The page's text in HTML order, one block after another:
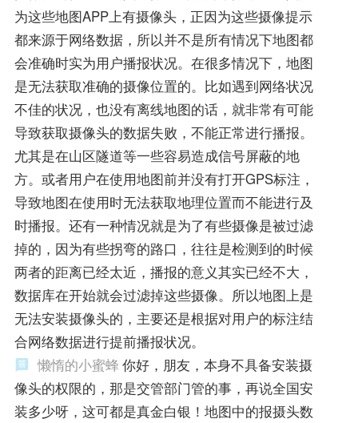
为这些地图APP上有摄像头，正因为这些摄像提示
都来源于网络数据，所以并不是所有情况下地图都
会准确时实为用户播报状况。在很多情况下，地图
是无法获取准确的摄像位置的。比如遇到网络状况
不佳的状况，也没有离线地图的话，就非常有可能
导致获取摄像头的数据失败，不能正常进行播报。
尤其是在山区隧道等一些容易造成信号屏蔽的地
方。或者用户在使用地图前并没有打开GPS标注，
导致地图在使用时无法获取地理位置而不能进行及
时播报。还有一种情况就是为了有些摄像是被过滤
掉的，因为有些拐弯的路口，往往是检测到的时候
两者的距离已经太近，播报的意义其实已经不大，
数据库在开始就会过滤掉这些摄像。所以地图上是
无法安装摄像头的，主要还是根据对用户的标注结
合网络数据进行提前播报状况。
懒惰的小蜜蜂 你好，朋友，本身不具备安装摄
像头的权限的，那是交管部门管的事，再说全国安
装多少呀，这可都是真金白银！地图中的报摄头数